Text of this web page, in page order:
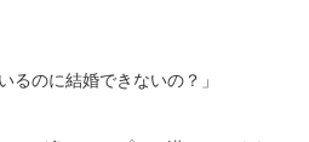
るのに結婚できないの？」